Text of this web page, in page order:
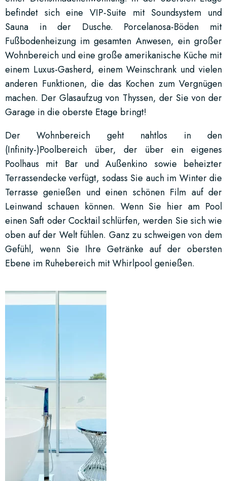
befindet sich eine VIP-Suite mit Soundsystem und
Sauna in der Dusche. Porcelanosa-Böden mit
Fußbodenheizung im gesamten Anwesen, ein großer
Wohnbereich und eine große amerikanische Küche mit
einem Luxus-Gasherd, einem Weinschrank und vielen
anderen Funktionen, die das Kochen zum Vergnügen
machen. Der Glasaufzug von Thyssen, der Sie von der
Garage in die oberste Etage bringt!
Der Wohnbereich geht nahtlos in den
(Infinity-)Poolbereich über, der über ein eigenes
Poolhaus mit Bar und Außenkino sowie beheizter
Terrassendecke verfügt, sodass Sie auch im Winter die
Terrasse genießen und einen schönen Film auf der
Leinwand schauen können. Wenn Sie hier am Pool
einen Saft oder Cocktail schlürfen, werden Sie sich wie
oben auf der Welt fühlen. Ganz zu schweigen von dem
Gefühl, wenn Sie Ihre Getränke auf der obersten
Ebene im Ruhebereich mit Whirlpool genießen.